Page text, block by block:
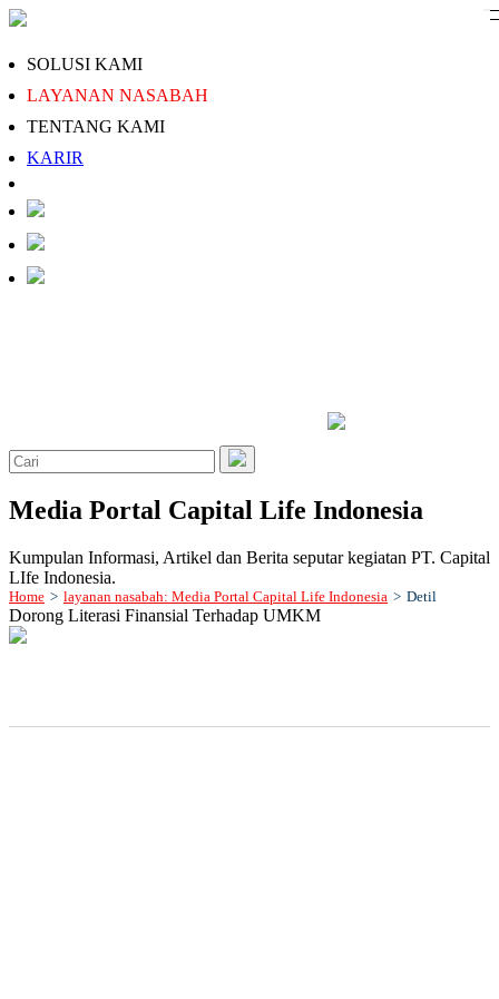
SOLUSI KAMI
LAYANAN NASABAH
TENTANG KAMI
KARIR
Media Portal Capital Life Indonesia
Kumpulan Informasi, Artikel dan Berita seputar kegiatan PT. Capital
LIfe Indonesia.
Home > layanan nasabah: Media Portal Capital Life Indonesia > Detil
Dorong Literasi Finansial Terhadap UMKM